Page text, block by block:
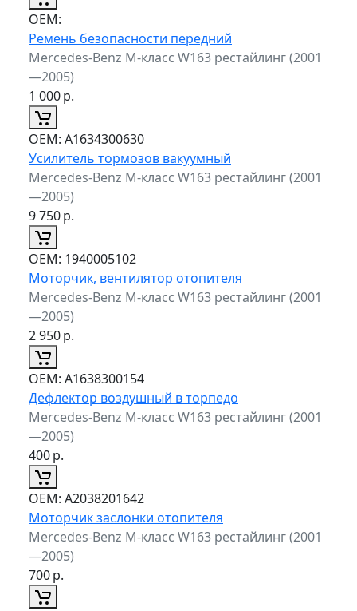
ОЕМ:
Ремень безопасности передний
Mercedes-Benz M-класс W163 рестайлинг (2001
—2005)
1 000р.
ОЕМ: A1634300630
Усилитель тормозов вакуумный
Mercedes-Benz M-класс W163 рестайлинг (2001
—2005)
9 750р.
ОЕМ: 1940005102
Моторчик, вентилятор отопителя
Mercedes-Benz M-класс W163 рестайлинг (2001
—2005)
2 950р.
ОЕМ: A1638300154
Дефлектор воздушный в торпедо
Mercedes-Benz M-класс W163 рестайлинг (2001
—2005)
400р.
ОЕМ: A2038201642
Моторчик заслонки отопителя
Mercedes-Benz M-класс W163 рестайлинг (2001
—2005)
700р.